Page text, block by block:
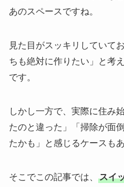
あのスペースですね。
見た目がスッキリしていて
ちも絶対に作りたい」と考
です。
しかし一方で、実際に住み
たのと違った」「掃除が面
たかも」と感じるケースもあ
そこでこの記事では、 スイ